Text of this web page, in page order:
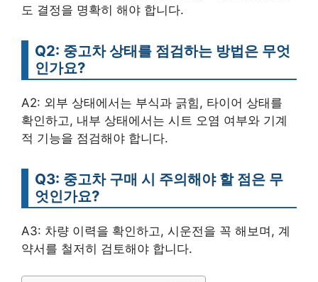
도 결정을 명확히 해야 합니다.
Q2: 중고차 상태를 점검하는 방법은 무엇
인가요?
A2: 외부 상태에서는 부식과 긁힘, 타이어 상태를
확인하고, 내부 상태에서는 시트 오염 여부와 기계
적 기능을 점검해야 합니다.
Q3: 중고차 구매 시 주의해야 할 점은 무
엇인가요?
A3: 차량 이력을 확인하고, 시운전을 꼭 해보며, 계
약서를 철저히 검토해야 합니다.